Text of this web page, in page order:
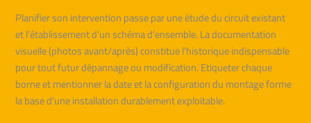
Planifier son intervention passe par une étude du circuit existant
et l’établissement d’un schéma d’ensemble. La documentation
visuelle (photos avant/après) constitue l’historique indispensable
pour tout futur dépannage ou modification. Etiqueter chaque
borne et mentionner la date et la configuration du montage forme
la base d’une installation durablement exploitable.